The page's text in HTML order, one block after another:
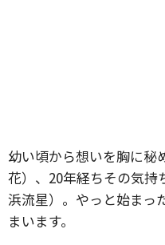
幼い頃から想いを胸に秘
花）、20年経ちその気持
浜流星）。やっと始まっ
まいます。